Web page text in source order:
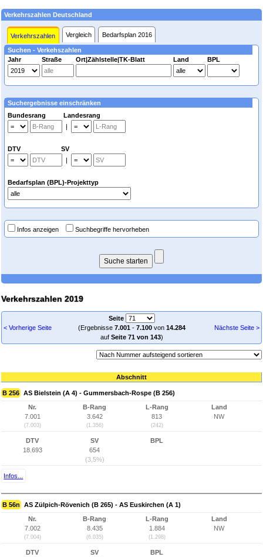
Verkehrszahlen Deutschland
Verkehrszahlen Vergleich Bedarfsplan 2016
Suchen - Verkehszahlen
Jahr
Straße Ort|Zählstelle|TK-Blatt Land BPL
Suchergebnisse einschränken
Bundesrang Landesrang
|
DTV SV
|
Bedarfsplan (BPL)-Projekttyp
Infos anzeigen Suchbegriffe hervorheben
Verkehrszahlen 2019
< Vorherige Seite
Seite
(Ergebnisse 7.001- 7.100von 14.284
auf Seite 71 von 143)
Nächste Seite >
Abschnitt
B 256 AS Bielstein (A 4) - Gummersbach-Rospe (B 256)
Nr.
7.001
(7.003)
B-Rang
3.642
(1.356)
L-Rang
813
(242)
Land
NW
DTV
18.693
SV
654
(3,5%)
BPL
Infos...
B 56n AS Zülpich-Rövenich (B 265) - AS Euskirchen (A 1)
Nr.
7.002
(7.004)
B-Rang
8.435
(6.035)
L-Rang
1.884
(1.298)
Land
NW
DTV
SV
BPL